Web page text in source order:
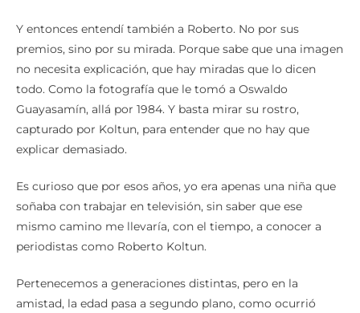
premios, sino por su mirada. Porque sabe que una imagen
no necesita explicación, que hay miradas que lo dicen
todo. Como la fotografía que le tomó a Oswaldo
Guayasamín, allá por 1984. Y basta mirar su rostro,
capturado por Koltun, para entender que no hay que
explicar demasiado.
soñaba con trabajar en televisión, sin saber que ese
mismo camino me llevaría, con el tiempo, a conocer a
periodistas como Roberto Koltun.
amistad, la edad pasa a segundo plano, como ocurrió
entre él y Oswaldo. Porque Roberto no conoció solo al